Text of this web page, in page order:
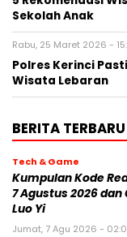
Sekolah Anak
Rabu, 25 Maret 2026 -
Polres Kerinci
Wisata Lebaran
BERITA TERBARU
Tech & Game
Kumpulan Kode
7 Agustus 2026
Luo Yi
Jumat, 7 Agu 2026 -